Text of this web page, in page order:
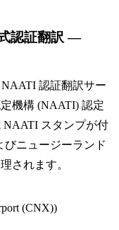
認証翻訳 —
認証翻訳サー
機構 (NAATI) 認定
スタンプが付
びニュージーランド
されます。
(CNX))